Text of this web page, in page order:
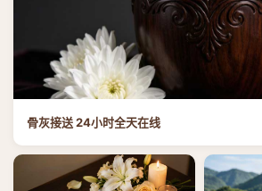
骨灰接送 24小时全天在线